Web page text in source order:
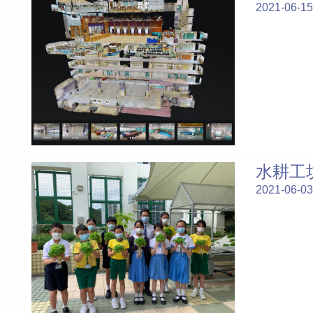
2021-06-15
水耕工
2021-06-03